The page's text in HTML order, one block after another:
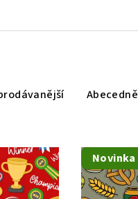
Abecedně
Novinka